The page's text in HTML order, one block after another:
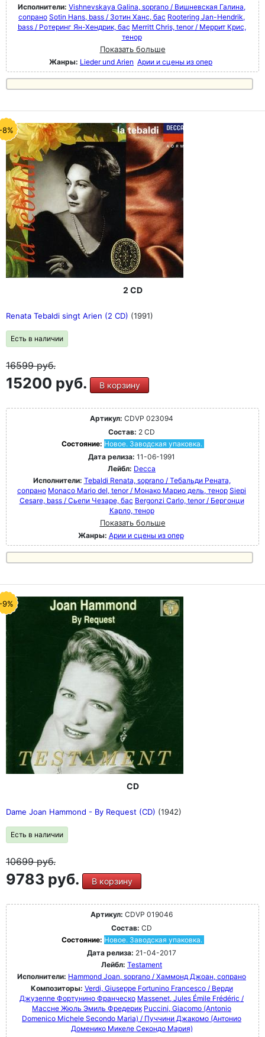
Исполнители: Vishnevskaya Galina, soprano / Вишневская Галина,
сопрано Sotin Hans, bass / Зотин Ханс, бас Rootering Jan-Hendrik,
bass / Ротеринг Ян-Хендрик, бас Merritt Chris, tenor / Меррит Крис,
тенор
Показать больше
Жанры: Lieder und Arien Арии и сцены из опер
8%
2 CD
Renata Tebaldi singt Arien (2 CD) (1991)
Есть в наличии
16599руб.
15200 руб. В корзину
Артикул: CDVP 023094
Состав: 2 CD
Состояние: Новое. Заводская упаковка.
Дата релиза: 11-06-1991
Лейбл: Decca
Исполнители: Tebaldi Renata, soprano / Тебальди Рената,
сопрано Monaco Mario del, tenor / Монако Марио дель, тенор Siepi
Cesare, bass / Сьепи Чезаре, бас Bergonzi Carlo, tenor / Бергонци
Карло, тенор
Показать больше
Жанры: Арии и сцены из опер
9%
CD
Dame Joan Hammond - By Request (CD) (1942)
Есть в наличии
10699руб.
9783 руб. В корзину
Артикул: CDVP 019046
Состав: CD
Состояние: Новое. Заводская упаковка.
Дата релиза: 21-04-2017
Лейбл: Testament
Исполнители: Hammond Joan, soprano / Хаммонд Джоан, сопрано
Композиторы: Verdi, Giuseppe Fortunino Francesco / Верди
Джузеппе Фортунино Франческо Massenet, Jules Émile Frédéric /
Массне Жюль Эмиль Фредерик Puccini, Giacomo (Antonio
Domenico Michele Secondo Maria) / Пуччини Джакомо (Антонио
Доменико Микеле Секондо Мария)